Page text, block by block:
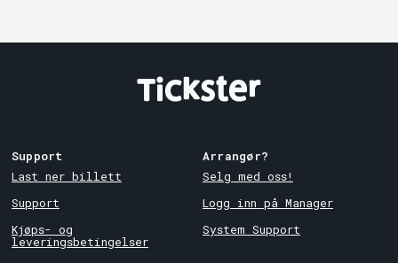
Support
Last ner billett
Support
Kjøps- og
leveringsbetingelser
Arrangør?
Selg med oss!
Logg inn på Manager
System Support